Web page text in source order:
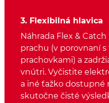
3. Flexibilná hlavica
Náhrada Flex & Catch
prachu (v porovnaní
prachovkami) a
vnútri. Vyčistite
a iné ťažko dostupné
skutočne čisté